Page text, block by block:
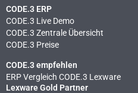
CODE.3 ERP
CODE.3 Live Demo
CODE.3 Zentrale Übersicht
CODE.3 Preise
CODE.3 empfehlen
ERP Vergleich CODE.3 Lexware
Lexware Gold Partner